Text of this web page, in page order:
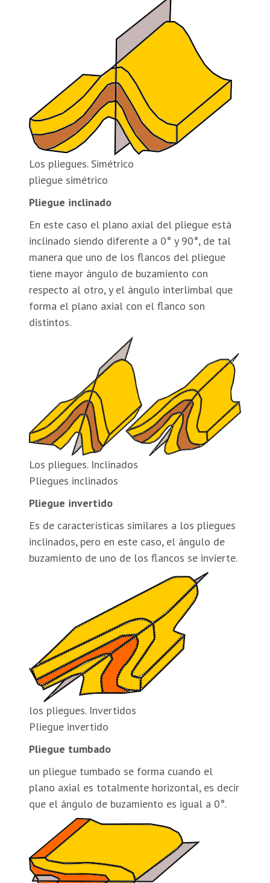
Los pliegues. Simétrico
pliegue simétrico
Pliegue inclinado
En este caso el plano axial del pliegue está
inclinado siendo diferente a 0° y 90°, de tal
manera que uno de los flancos del pliegue
tiene mayor ángulo de buzamiento con
respecto al otro, y el ángulo interlimbal que
forma el plano axial con el flanco son
distintos.
Los pliegues. Inclinados
Pliegues inclinados
Pliegue invertido
Es de características similares a los pliegues
inclinados, pero en este caso, el ángulo de
buzamiento de uno de los flancos se invierte.
los pliegues. Invertidos
Pliegue invertido
Pliegue tumbado
un pliegue tumbado se forma cuando el
plano axial es totalmente horizontal, es decir
que el ángulo de buzamiento es igual a 0°.